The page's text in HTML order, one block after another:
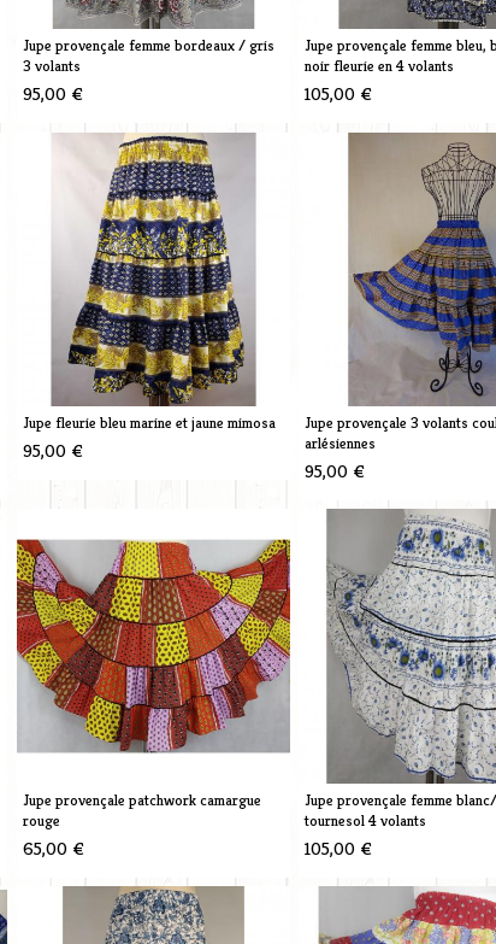
Jupe provençale femme bordeaux / gris
3 volants
95,00 €
Jupe provençale femme bleu,
noir fleurie en 4 volants
105,00 €
Jupe fleurie bleu marine et jaune mimosa
95,00 €
Jupe provençale 3 volants
arlésiennes
95,00 €
Jupe provençale patchwork camargue
rouge
65,00 €
Jupe provençale femme
tournesol 4 volants
105,00 €